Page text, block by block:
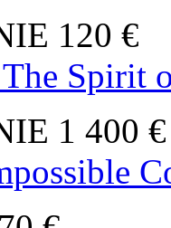
120 €
Spirit
1 400 €